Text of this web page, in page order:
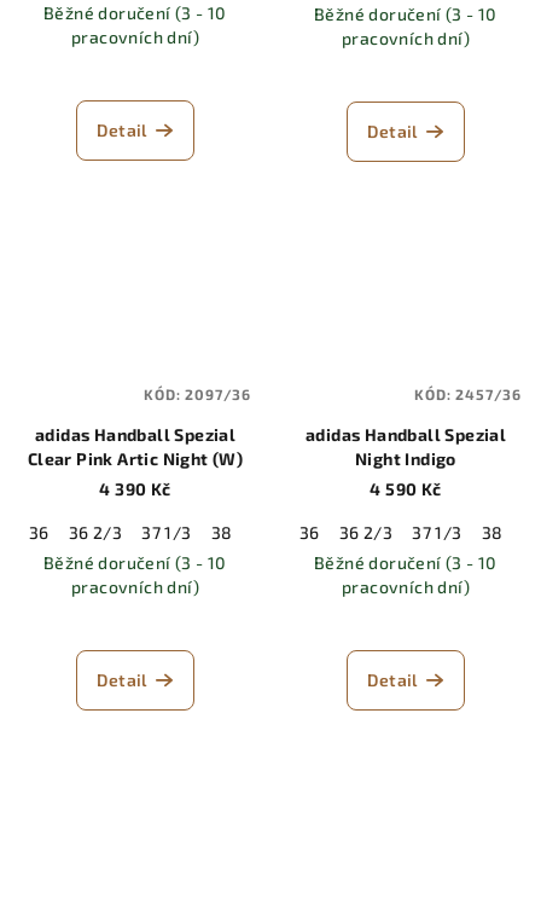
Běžné doručení (3 - 10
pracovních dní)
Detail
Běžné doručení (3 - 10
pracovních dní)
Detail
adidas Handball Spezial
Clear Pink Artic Night (W)
4 390 Kč
36 36 2/3 37 1/3 38 38 2/3 39 1/3 40 40 2/3
Běžné doručení (3 - 10
pracovních dní)
Detail
KÓD:2097/36
adidas Handball Spezial
Night Indigo
4 590 Kč
36 36 2/3 37 1/3 38
Běžné doručení (3 - 10
pracovních dní)
Detail
KÓD:2457/36